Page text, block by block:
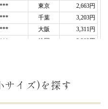
ナル名入れ・メッセージ
ーン・エンブレム風/5
ナルメッセージカステラ
ル「ラス・クラリネー
サイズ)を探す